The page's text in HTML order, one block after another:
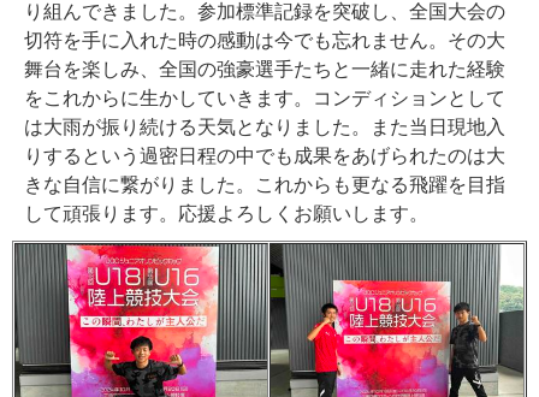
り組んできました。参加標準記録を突破し、全国大会の
切符を手に入れた時の感動は今でも忘れません。その大
舞台を楽しみ、全国の強豪選手たちと一緒に走れた経験
をこれからに生かしていきます。コンディションとして
は大雨が振り続ける天気となりました。また当日現地入
りするという過密日程の中でも成果をあげられたのは大
きな自信に繋がりました。これからも更なる飛躍を目指
して頑張ります。応援よろしくお願いします。